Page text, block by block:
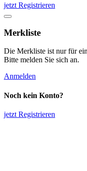
jetzt Registrieren
Merkliste
Die Merkliste ist nur für
Bitte melden Sie sich an.
Anmelden
Noch kein Konto?
jetzt Registrieren